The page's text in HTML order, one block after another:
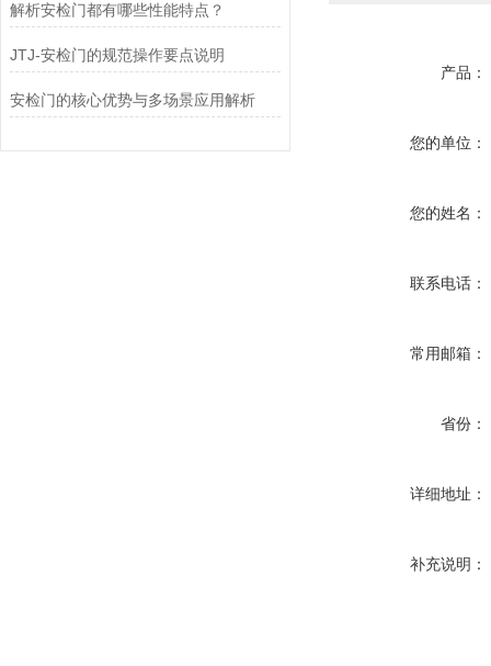
解析安检门都有哪些性能特点？
JTJ-安检门的规范操作要点说明
安检门的核心优势与多场景应用解析
产品：
您的单位：
您的姓名：
联系电话：
常用邮箱：
省份：
详细地址：
补充说明：